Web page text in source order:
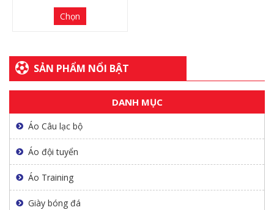
XEM THÊM
Chọn
SẢN PHẨM NỔI BẬT
DANH MỤC
Áo Câu lạc bộ
Áo đội tuyển
Áo Training
Giày bóng đá